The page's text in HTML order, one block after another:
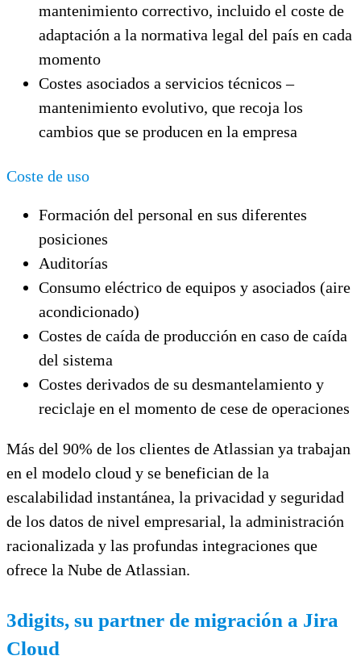
mantenimiento correctivo, incluido el coste de
adaptación a la normativa legal del país en cada
momento
Costes asociados a servicios técnicos –
mantenimiento evolutivo, que recoja los
cambios que se producen en la empresa
Coste de uso
Formación del personal en sus diferentes
posiciones
Auditorías
Consumo eléctrico de equipos y asociados (aire
acondicionado)
Costes de caída de producción en caso de caída
del sistema
Costes derivados de su desmantelamiento y
reciclaje en el momento de cese de operaciones
Más del 90% de los clientes de Atlassian ya trabajan
en el modelo cloud y se benefician de la
escalabilidad instantánea, la privacidad y seguridad
de los datos de nivel empresarial, la administración
racionalizada y las profundas integraciones que
ofrece la Nube de Atlassian.
3digits, su partner de migración a Jira
Cloud